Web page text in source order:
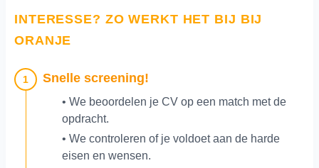
INTERESSE? ZO WERKT HET BIJ BIJ
ORANJE
1 Snelle screening!
• We beoordelen je CV op een match met de
opdracht.
• We controleren of je voldoet aan de harde
eisen en wensen.